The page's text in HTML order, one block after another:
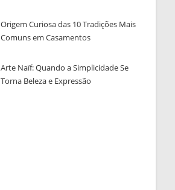
Origem Curiosa das 10 Tradições Mais
Comuns em Casamentos
Arte Naïf: Quando a Simplicidade Se
Torna Beleza e Expressão